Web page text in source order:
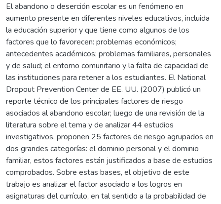
El abandono o deserción escolar es un fenómeno en
aumento presente en diferentes niveles educativos, incluida
la educación superior y que tiene como algunos de los
factores que lo favorecen: problemas económicos;
antecedentes académicos; problemas familiares, personales
y de salud; el entorno comunitario y la falta de capacidad de
las instituciones para retener a los estudiantes. El National
Dropout Prevention Center de EE. UU. (2007) publicó un
reporte técnico de los principales factores de riesgo
asociados al abandono escolar; luego de una revisión de la
literatura sobre el tema y de analizar 44 estudios
investigativos, proponen 25 factores de riesgo agrupados en
dos grandes categorías: el dominio personal y el dominio
familiar, estos factores están justificados a base de estudios
comprobados. Sobre estas bases, el objetivo de este
trabajo es analizar el factor asociado a los logros en
asignaturas del currículo, en tal sentido a la probabilidad de